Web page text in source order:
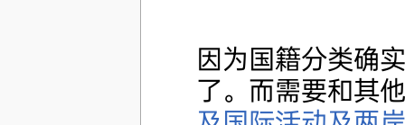
因为国籍分类确
了。而需要和其